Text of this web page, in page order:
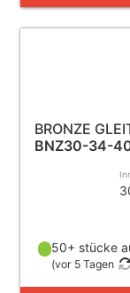
BRONZE
BNZ30-34-
50+ stücke
(vor 5 Tagen